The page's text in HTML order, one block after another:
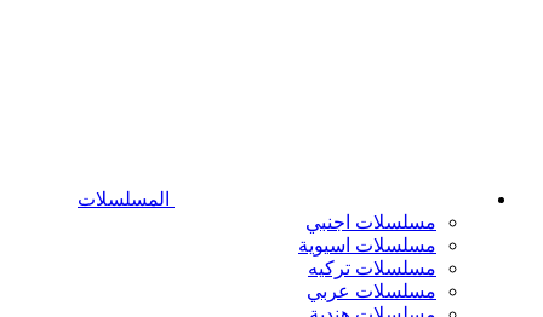
المسلسلات
مسلسلات اجنبي
مسلسلات اسيوية
مسلسلات تركيه
مسلسلات عربي